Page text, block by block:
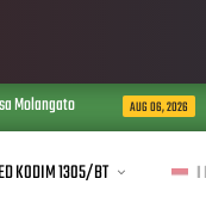
Molangato AUG 06, 2026
KODIM 1305/BT